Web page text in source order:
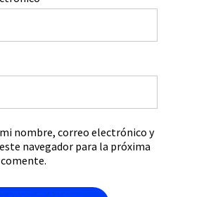
nombre, correo electrónico y
navegador para la próxima